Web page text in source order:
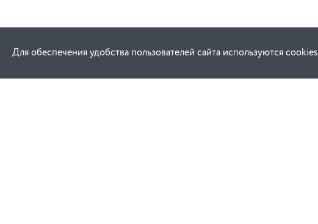
Для обеспечения удобства пользователей сайта используются cookies